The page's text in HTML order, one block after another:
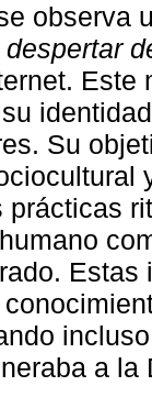
observa
despertar
Su
prácticas
a la